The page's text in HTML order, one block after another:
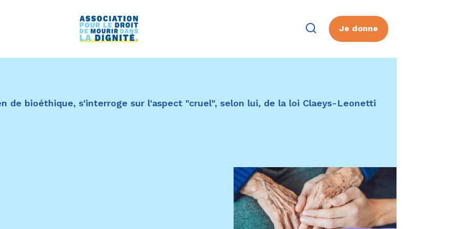
Je donne
de bioéthique, s'interroge sur l'aspect "cruel", selon lui, de la loi Claeys-Leonetti